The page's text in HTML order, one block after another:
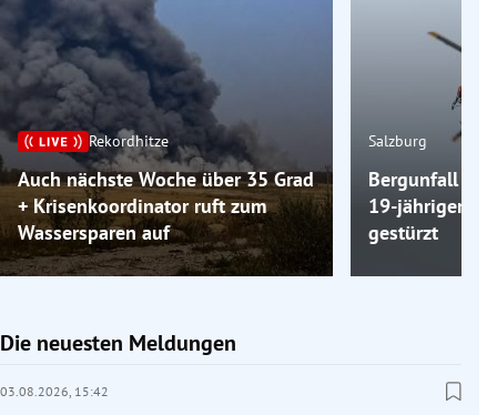
Rekordhitze
Auch nächste Woche über 35 Grad
+ Krisenkoordinator ruft zum
Wassersparen auf
Salzburg
Bergunfall am
19-jähriger
gestürzt
Die neuesten Meldungen
03.08.2026, 15:42